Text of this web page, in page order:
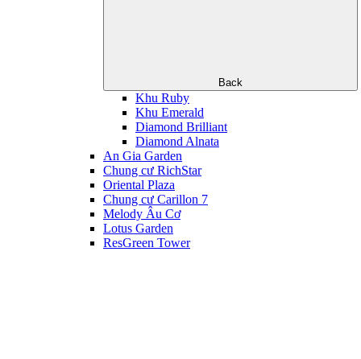
Back
Khu Ruby
Khu Emerald
Diamond Brilliant
Diamond Alnata
An Gia Garden
Chung cư RichStar
Oriental Plaza
Chung cư Carillon 7
Melody Âu Cơ
Lotus Garden
ResGreen Tower